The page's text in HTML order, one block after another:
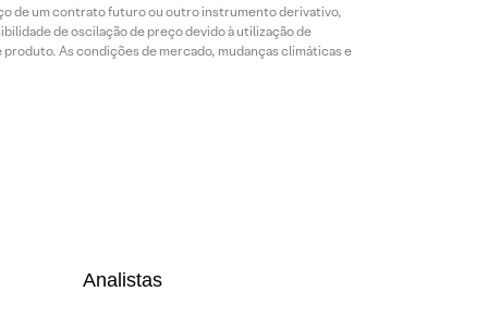
de um contrato futuro ou outro instrumento derivativo,
de oscilação de preço devido à utilização de
As condições de mercado, mudanças climáticas e
Analistas